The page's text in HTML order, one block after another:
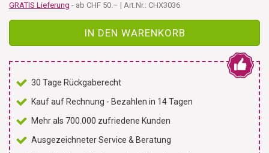
GRATIS Lieferung - ab CHF 50.– | Art.Nr.: CHX3036
IN DEN WARENKORB
30 Tage Rückgaberecht
Kauf auf Rechnung - Bezahlen in 14 Tagen
Mehr als 700.000 zufriedene Kunden
Ausgezeichneter Service & Beratung